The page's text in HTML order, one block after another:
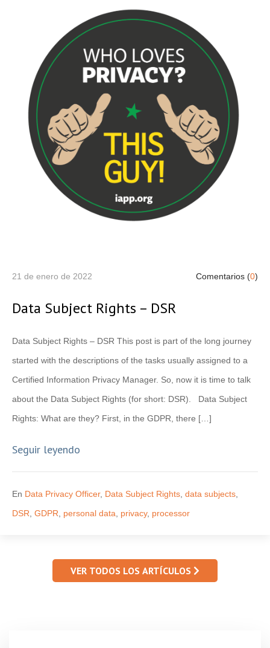
21 de enero de 2022 Comentarios (0)
Data Subject Rights – DSR
Data Subject Rights – DSR This post is part of the long journey
started with the descriptions of the tasks usually assigned to a
Certified Information Privacy Manager. So, now it is time to talk
about the Data Subject Rights (for short: DSR). Data Subject
Rights: What are they? First, in the GDPR, there […]
Seguir leyendo
En Data Privacy Officer, Data Subject Rights data subjects
DSR GDPR personal data privacy, processor
VER TODOS LOS ARTÍCULOS